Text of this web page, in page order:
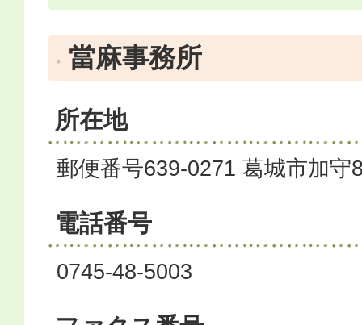
當麻事務所
所在地
郵便番号639-0271 葛城市加守
電話番号
0745-48-5003